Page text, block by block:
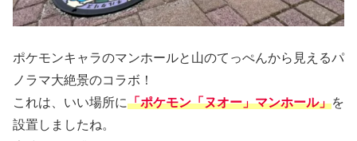
ポケモンキャラのマンホールと山のてっぺんから見えるパ
ノラマ大絶景のコラボ！
これは、いい場所に「ポケモン「ヌオー」マンホール」を
設置しましたね。